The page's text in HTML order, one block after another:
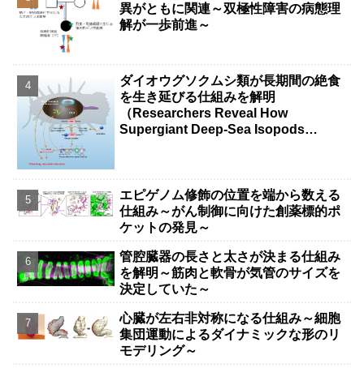
異がともに関連～双極性障害の病態理
解が一歩前進～
ダイオウグソクムシ類が長期間の絶食
を生き延びる仕組みを解明
（Researchers Reveal How
Supergiant Deep-Sea Isopods
エピゲノム修飾の位置を端から数える
仕組み～がん制御に向けた創薬標的ポ
ケットの発見～
管腔臓器の長さと太さが決まる仕組み
を解明～筋肉と軟骨が気管のサイズを
決定していた～
心臓が左右非対称になる仕組み～細胞
集団運動によるダイナミックな形のリ
モデリング～